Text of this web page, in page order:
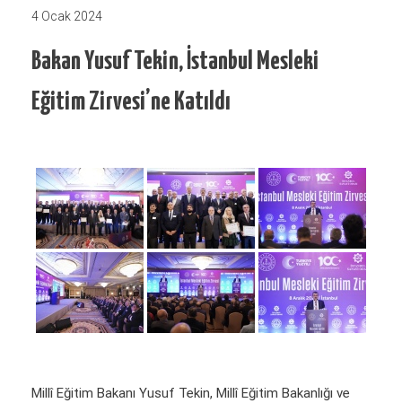
4 Ocak 2024
Bakan Yusuf Tekin, İstanbul Mesleki
Eğitim Zirvesi’ne Katıldı
Millî Eğitim Bakanı Yusuf Tekin, Millî Eğitim Bakanlığı ve